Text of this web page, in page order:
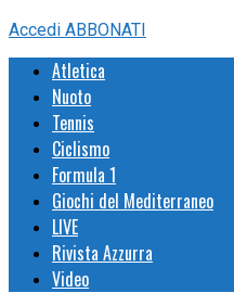
Accedi ABBONATI
Atletica
Nuoto
Tennis
Ciclismo
Formula 1
Giochi del Mediterraneo
LIVE
Rivista Azzurra
Video